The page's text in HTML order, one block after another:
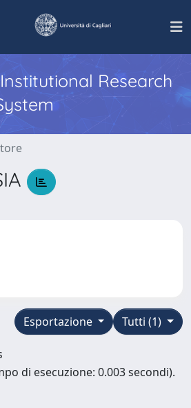
Institutional Research
Tutti (1)
Esportazione
di esecuzione: 0.003 secondi).